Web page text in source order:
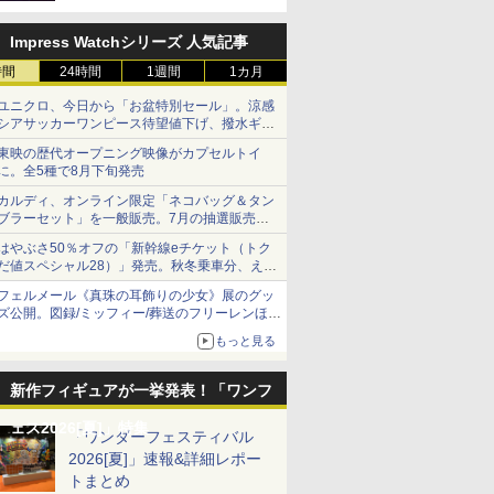
Impress Watchシリーズ 人気記事
24時間 1週間 1カ月
ニクロ、今日から「お盆特別セール」。涼感
アサッカーワンピース待望値下げ、撥水ギア
ョーツは1990円に
映の歴代オープニング映像がカプセルトイ
。全5種で8月下旬発売
ルディ、オンライン限定「ネコバッグ＆タン
ラーセット」を一般販売。7月の抽選販売の
選無効分
やぶさ50％オフの「新幹線eチケット（トク
値スペシャル28）」発売。秋冬乗車分、えき
っと限定
ェルメール《真珠の耳飾りの少女》展のグッ
公開。図録/ミッフィー/葬送のフリーレンほ
もっと見る
新作フィギュアが一挙発表！「ワンフ
ェス2026[夏]」特集「ワンダーフェスティバル
2026[夏]」速報&詳細レポー
トまとめ